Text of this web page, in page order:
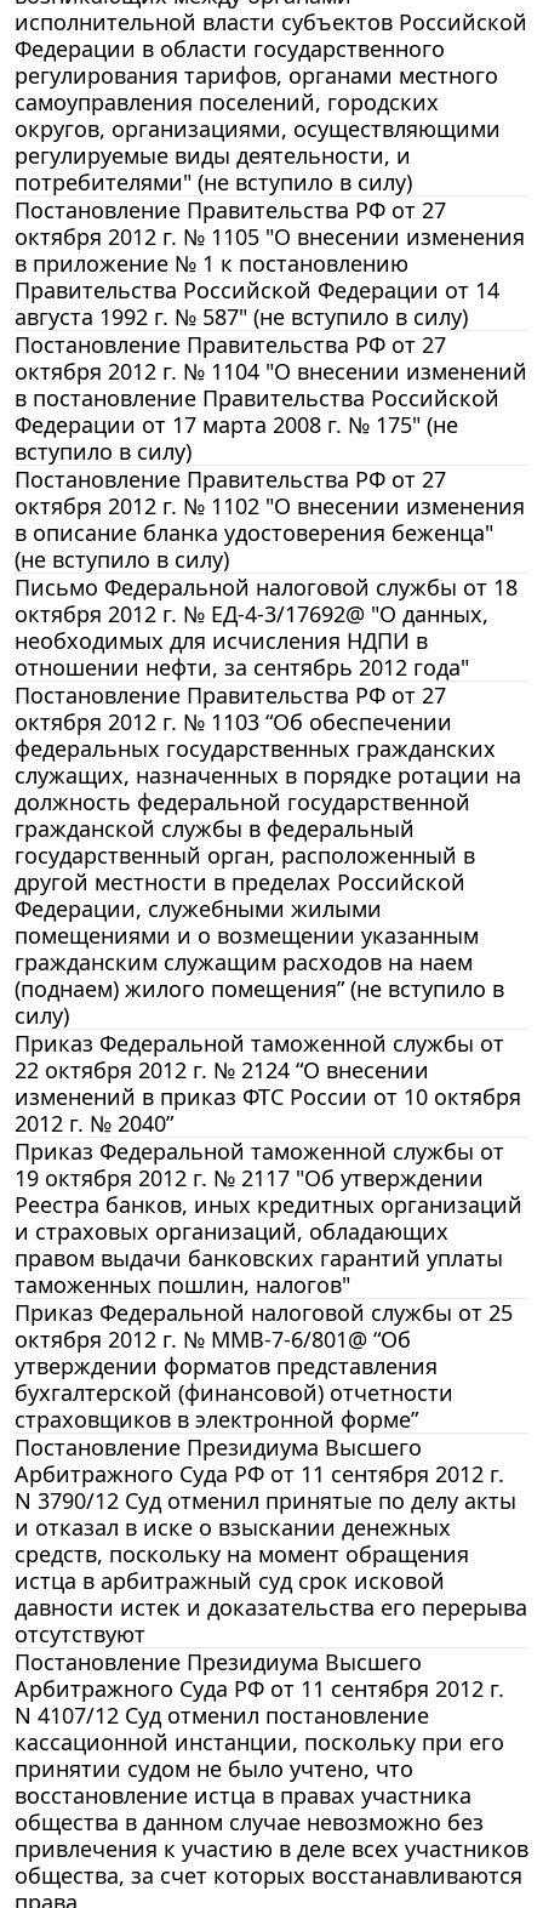
исполнительной власти субъектов Российской
Федерации в области государственного
регулирования тарифов, органами местного
самоуправления поселений, городских
округов, организациями, осуществляющими
регулируемые виды деятельности, и
потребителями" (не вступило в силу)
Постановление Правительства РФ от 27
октября 2012 г. № 1105 "О внесении изменения
в приложение № 1 к постановлению
Правительства Российской Федерации от 14
августа 1992 г. № 587" (не вступило в силу)
Постановление Правительства РФ от 27
октября 2012 г. № 1104 "О внесении изменений
в постановление Правительства Российской
Федерации от 17 марта 2008 г. № 175" (не
вступило в силу)
Постановление Правительства РФ от 27
октября 2012 г. № 1102 "О внесении изменения
в описание бланка удостоверения беженца"
(не вступило в силу)
Письмо Федеральной налоговой службы от 18
октября 2012 г. № ЕД-4-3/17692@ "О данных,
необходимых для исчисления НДПИ в
отношении нефти, за сентябрь 2012 года"
Постановление Правительства РФ от 27
октября 2012 г. № 1103 “Об обеспечении
федеральных государственных гражданских
служащих, назначенных в порядке ротации на
должность федеральной государственной
гражданской службы в федеральный
государственный орган, расположенный в
другой местности в пределах Российской
Федерации, служебными жилыми
помещениями и о возмещении указанным
гражданским служащим расходов на наем
(поднаем) жилого помещения” (не вступило в
силу)
Приказ Федеральной таможенной службы от
22 октября 2012 г. № 2124 “О внесении
изменений в приказ ФТС России от 10 октября
2012 г. № 2040”
Приказ Федеральной таможенной службы от
19 октября 2012 г. № 2117 "Об утверждении
Реестра банков, иных кредитных организаций
и страховых организаций, обладающих
правом выдачи банковских гарантий уплаты
таможенных пошлин, налогов"
Приказ Федеральной налоговой службы от 25
октября 2012 г. № ММВ-7-6/801@ “Об
утверждении форматов представления
бухгалтерской (финансовой) отчетности
страховщиков в электронной форме”
Постановление Президиума Высшего
Арбитражного Суда РФ от 11 сентября 2012 г.
N 3790/12 Суд отменил принятые по делу акты
и отказал в иске о взыскании денежных
средств, поскольку на момент обращения
истца в арбитражный суд срок исковой
давности истек и доказательства его перерыва
отсутствуют
Постановление Президиума Высшего
Арбитражного Суда РФ от 11 сентября 2012 г.
N 4107/12 Суд отменил постановление
кассационной инстанции, поскольку при его
принятии судом не было учтено, что
восстановление истца в правах участника
общества в данном случае невозможно без
привлечения к участию в деле всех участников
общества, за счет которых восстанавливаются
права